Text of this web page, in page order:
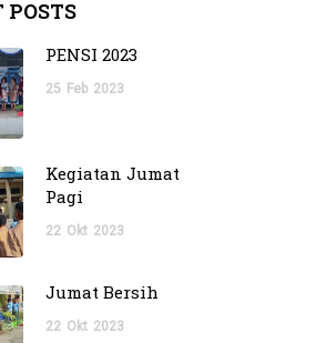
POSTS
PENSI 2023
25 Feb 2023
Kegiatan Jumat
Pagi
22 Okt 2023
Jumat Bersih
22 Okt 2023